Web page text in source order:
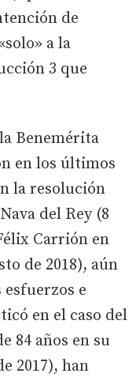
de
a la
3 que
Benemérita
en los últimos
la resolución
del Rey (8
Carrión en
de 2018), aún
e
en el caso del
84 años en su
2017), han